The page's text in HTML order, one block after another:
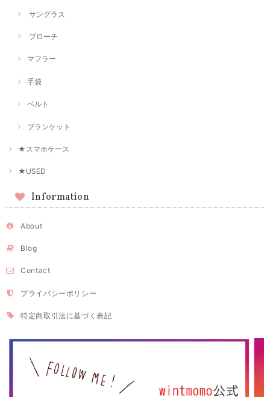
サングラス
ブローチ
マフラー
手袋
ベルト
ブランケット
★スマホケース
★USED
Information
About
Blog
Contact
プライバシーポリシー
特定商取引法に基づく表記